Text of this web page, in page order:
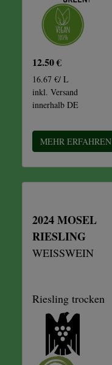
12.50 €
16.67 €/ L
inkl. Versand
innerhalb DE
MEHR ERFAHREN
2024 MOSEL
RIESLING
WEISSWEIN
Riesling trocken